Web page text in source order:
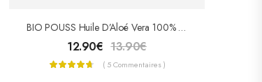
BIO POUSS Huile D’Aloé Vera 100% Naturel 100ml
12.90€ 13.90€
( 5 Commentaires )